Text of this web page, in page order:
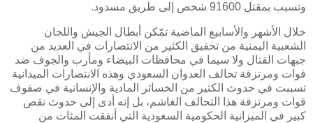
وتسبب بمقتل 91600 شخص إلى طريق مسدود.
خلال الأشهر والأسابيع الماضية تمّكن أبطال الجيش واللجان
الشعبية اليمنية من تحقيق الكثير من الانتصارات في العديد من
جبهات القتال ولا سيما في محافظات البيضاء ومأرب والجوف ضد
قوات ومرتزقة تحالف العدوان السعودي وهذه الانتصارات الميدانية
تسببت في حدوث الكثير من الخسائر المادية والإنسانية في صفوف
قوات ومرتزقة هذا التحالف الغاشم، بل إنه أدى إلى حدوث نقص
كبير في الميزانية الحكومية السعودية التي أنفقت المئات من